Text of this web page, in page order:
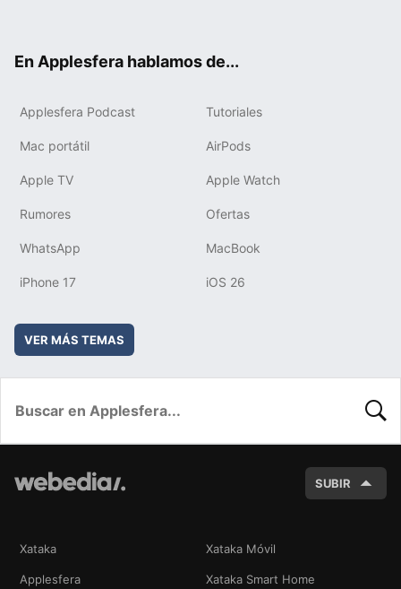
En Applesfera hablamos de...
Applesfera Podcast Tutoriales
Mac portátil AirPods
Apple TV Apple Watch
Rumores Ofertas
WhatsApp MacBook
iPhone 17 iOS 26
VER MÁS TEMAS
SUBIR
Xataka Xataka Móvil
Applesfera Xataka Smart Home